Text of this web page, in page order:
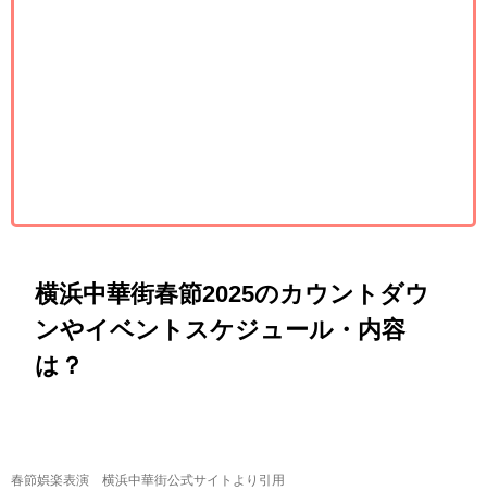
横浜中華街春節2025のカウントダウ
ンやイベントスケジュール・内容
は？
春節娯楽表演 横浜中華街公式サイトより引用